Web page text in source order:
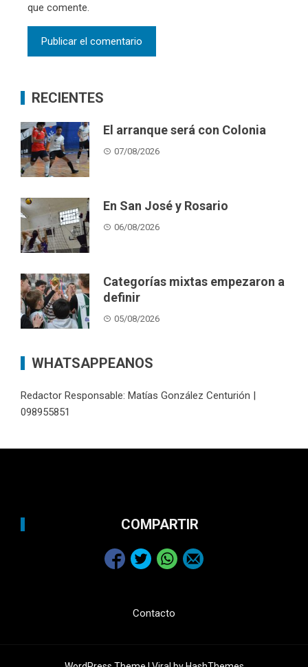
que comente.
RECIENTES
El arranque será con Colonia
07/08/2026
En San José y Rosario
06/08/2026
Categorías mixtas empezaron a
definir
05/08/2026
WHATSAPPEANOS
Redactor Responsable: Matías González Centurión |
098955851
COMPARTIR
Contacto